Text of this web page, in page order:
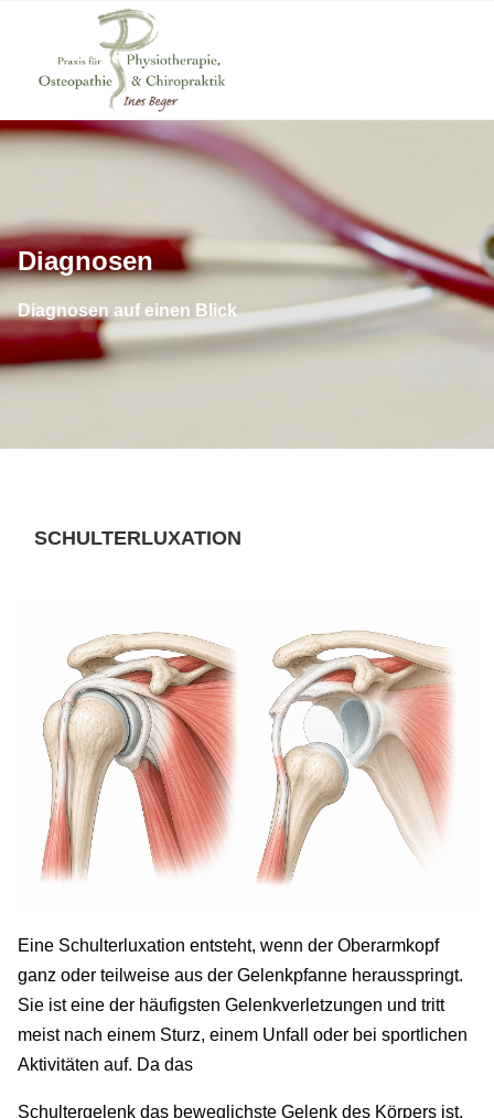
Diagnosen
Diagnosen auf einen Blick
SCHULTERLUXATION
Eine Schulterluxation entsteht, wenn der Oberarmkopf
ganz oder teilweise aus der Gelenkpfanne herausspringt.
Sie ist eine der häufigsten Gelenkverletzungen und tritt
meist nach einem Sturz, einem Unfall oder bei sportlichen
Aktivitäten auf. Da das
Schultergelenk das beweglichste Gelenk des Körpers ist,